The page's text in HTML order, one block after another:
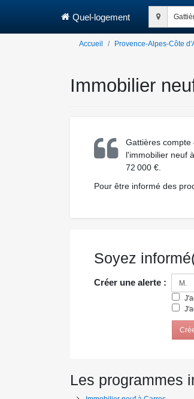
Quel-logement
Accueil Provence-Alpes-Côte
Immobilier
Gattières compte
l'immobilier neuf
72 000 €.
Pour être informé des
Soyez
Créer une alerte :
Les programmes